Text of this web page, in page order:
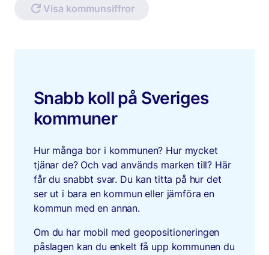
Visa kommunsiffror
Snabb koll på Sveriges
kommuner
Hur många bor i kommunen? Hur mycket
tjänar de? Och vad används marken till? Här
får du snabbt svar. Du kan titta på hur det
ser ut i bara en kommun eller jämföra en
kommun med en annan.
Om du har mobil med geopositioneringen
påslagen kan du enkelt få upp kommunen du